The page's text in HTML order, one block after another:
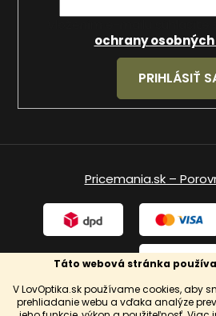
Táto webová stránka
V LovOptika.sk používame cookies, aby
prehliadanie webu a vďaka analýze
ochrany
PRIHLÁSIŤ
Pricemania.sk –